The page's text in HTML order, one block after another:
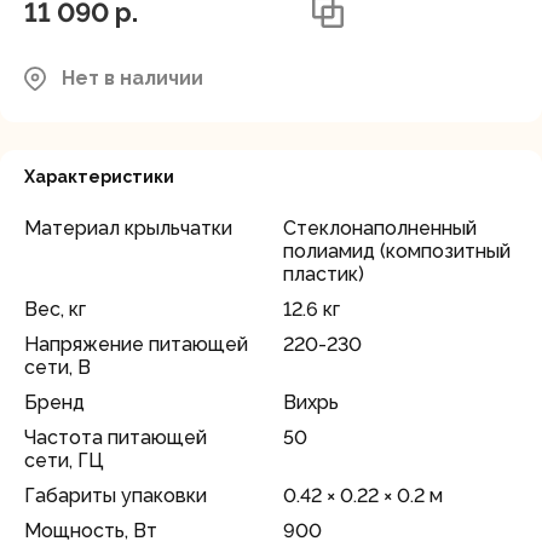
11 090 p.
Нет в наличии
Характеристики
Материал крыльчатки
Стеклонаполненный
полиамид (композитный
пластик)
Вес, кг
12.6 кг
Напряжение питающей
сети, В
220-230
Бренд
Вихрь
Частота питающей
сети, ГЦ
50
Габариты упаковки
0.42 × 0.22 × 0.2 м
Мощность, Вт
900